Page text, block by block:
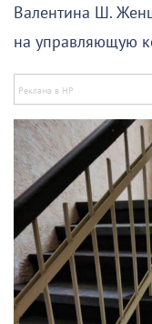
Валентина Ш.
на управляющую